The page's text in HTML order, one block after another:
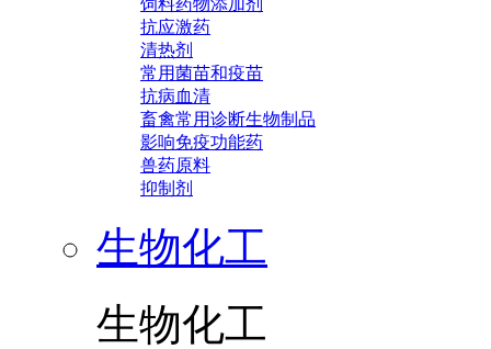
饲料药物添加剂
抗应激药
清热剂
常用菌苗和疫苗
抗病血清
畜禽常用诊断生物制品
影响免疫功能药
兽药原料
抑制剂
生物化工
生物化工